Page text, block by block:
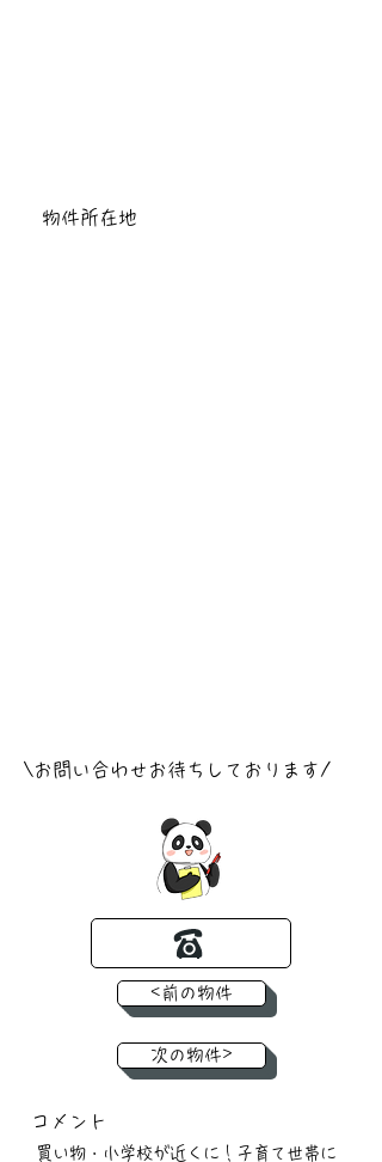
物件所在地
​\お問い合わせお待ちしております/
<前の物件
次の物件>
コメント
買い物・小学校が近くに！子育て世帯に